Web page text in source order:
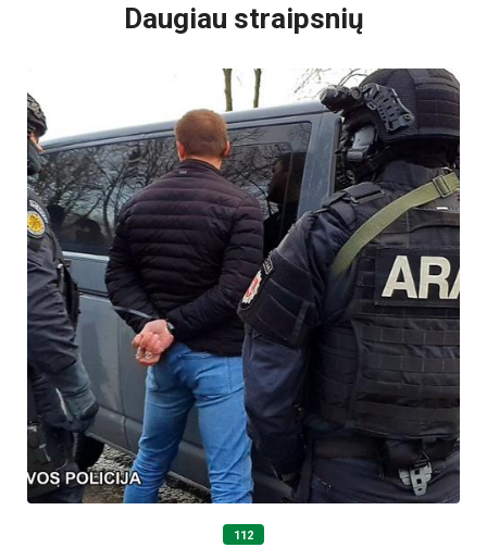
Daugiau straipsnių
112